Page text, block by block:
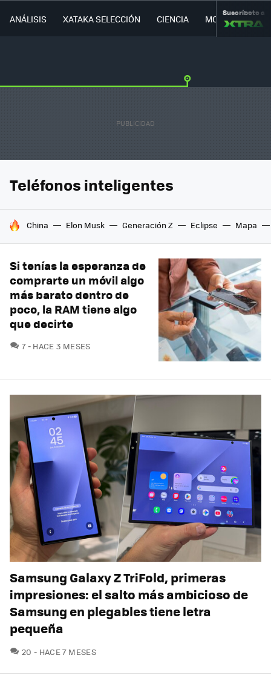
ANÁLISIS XATAKA SELECCIÓN CIENCIA MOVILIDAD
Suscríbete a
Teléfonos inteligentes
HOY SE HABLA DE
China Elon Musk Generación Z Eclipse Mapa
Si tenías la esperanza de
comprarte un móvil algo
más barato dentro de
poco, la RAM tiene algo
que decirte
7COMENTARIOS
HACE 3 MESES
Samsung Galaxy Z TriFold, primeras
impresiones: el salto más ambicioso de
Samsung en plegables tiene letra
pequeña
20 COMENTARIOS
HACE 7 MESES